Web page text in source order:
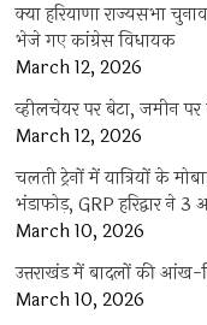
क्या हरियाणा राज्यसभा
भेजे गए कांग्रेस विधायक
March 12, 2026
व्हीलचेयर पर बेटा, जमीन पर
March 12, 2026
चलती ट्रेनों में यात्रियों के
भंडाफोड़, GRP हरिद्वार ने 3
March 10, 2026
उत्तराखंड में बादलों की आंख-
March 10, 2026